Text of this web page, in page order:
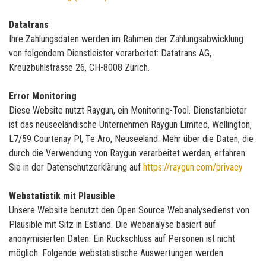
Datatrans
Ihre Zahlungsdaten werden im Rahmen der Zahlungsabwicklung
von folgendem Dienstleister verarbeitet: Datatrans AG,
Kreuzbühlstrasse 26, CH-8008 Zürich.
Error Monitoring
Diese Website nutzt Raygun, ein Monitoring-Tool. Dienstanbieter
ist das neuseeländische Unternehmen Raygun Limited, Wellington,
L7/59 Courtenay Pl, Te Aro, Neuseeland. Mehr über die Daten, die
durch die Verwendung von Raygun verarbeitet werden, erfahren
Sie in der Datenschutzerklärung auf https://raygun.com/privacy
Webstatistik mit Plausible
Unsere Website benutzt den Open Source Webanalysedienst von
Plausible mit Sitz in Estland. Die Webanalyse basiert auf
anonymisierten Daten. Ein Rückschluss auf Personen ist nicht
möglich. Folgende webstatistische Auswertungen werden